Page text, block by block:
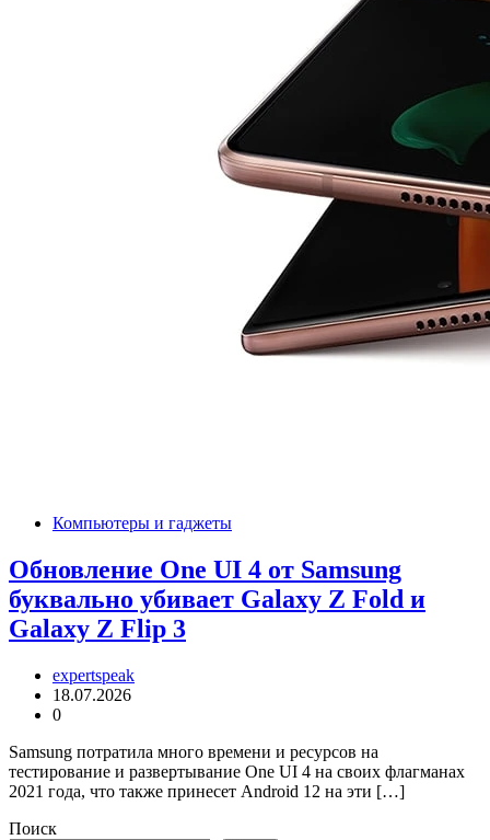
Компьютеры и гаджеты
Обновление One UI 4 от Samsung
буквально убивает Galaxy Z Fold и
Galaxy Z Flip 3
expertspeak
18.07.2026
0
Samsung потратила много времени и ресурсов на
тестирование и развертывание One UI 4 на своих флагманах
2021 года, что также принесет Android 12 на эти […]
Поиск